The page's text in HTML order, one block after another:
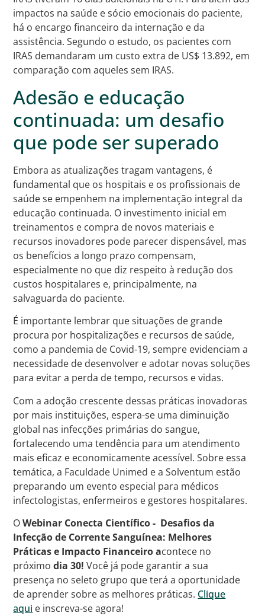
impactos na saúde e sócio emocionais do paciente,
há o encargo financeiro da internação e da
assistência. Segundo o estudo, os pacientes com
IRAS demandaram um custo extra de US$ 13.892, em
comparação com aqueles sem IRAS.
Adesão e educação
continuada: um desafio
que pode ser superado
Embora as atualizações tragam vantagens, é
fundamental que os hospitais e os profissionais de
saúde se empenhem na implementação integral da
educação continuada. O investimento inicial em
treinamentos e compra de novos materiais e
recursos inovadores pode parecer dispensável, mas
os benefícios a longo prazo compensam,
especialmente no que diz respeito à redução dos
custos hospitalares e, principalmente, na
salvaguarda do paciente.
É importante lembrar que situações de grande
procura por hospitalizações e recursos de saúde,
como a pandemia de Covid-19, sempre evidenciam a
necessidade de desenvolver e adotar novas soluções
para evitar a perda de tempo, recursos e vidas.
Com a adoção crescente dessas práticas inovadoras
por mais instituições, espera-se uma diminuição
global nas infecções primárias do sangue,
fortalecendo uma tendência para um atendimento
mais eficaz e economicamente acessível. Sobre essa
temática, a Faculdade Unimed e a Solventum estão
preparando um evento especial para médicos
infectologistas, enfermeiros e gestores hospitalares.
OWebinar Conecta Científico - Desafios da
Infecção de Corrente Sanguínea: Melhores
Práticas e Impacto Financeiro acontece no
próximodia 30! Você já pode garantir a sua
presença no seleto grupo que terá a oportunidade
de aprender sobre as melhores práticas. Clique
aqui e inscreva-se agora!